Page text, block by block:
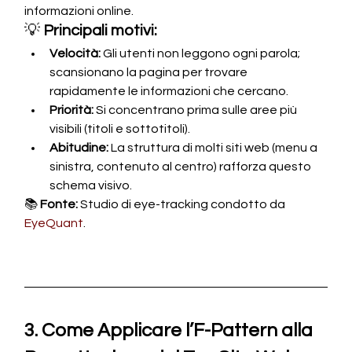
informazioni online.
💡 Principali motivi:
Velocità: Gli utenti non leggono ogni parola;
scansionano la pagina per trovare
rapidamente le informazioni che cercano.
Priorità: Si concentrano prima sulle aree più
visibili (titoli e sottotitoli).
Abitudine: La struttura di molti siti web (menu a
sinistra, contenuto al centro) rafforza questo
schema visivo.
📚 Fonte: Studio di eye-tracking condotto da
EyeQuant
3. Come Applicare l’F-Pattern alla